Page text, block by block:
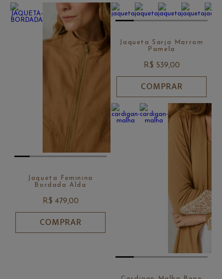
Jaqueta Feminina
Bordada Alda
R$ 479,00
COMPRAR
Jaqueta Sarja Marrom
Pamela
R$ 539,00
COMPRAR